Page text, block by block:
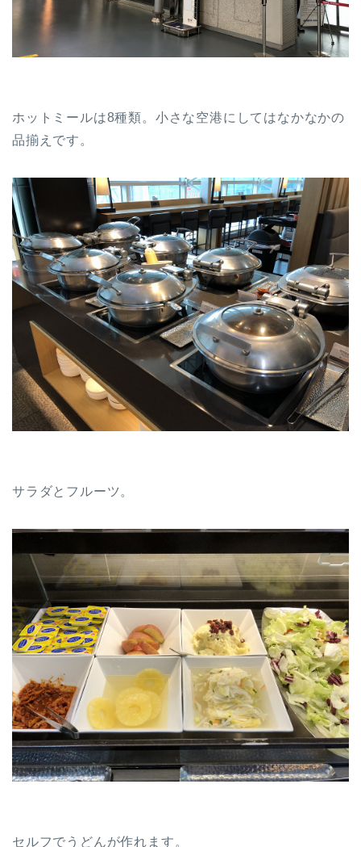
ホットミールは8種類。小さな空港にしてはなかなかの
品揃えです。
サラダとフルーツ。
セルフでうどんが作れます。